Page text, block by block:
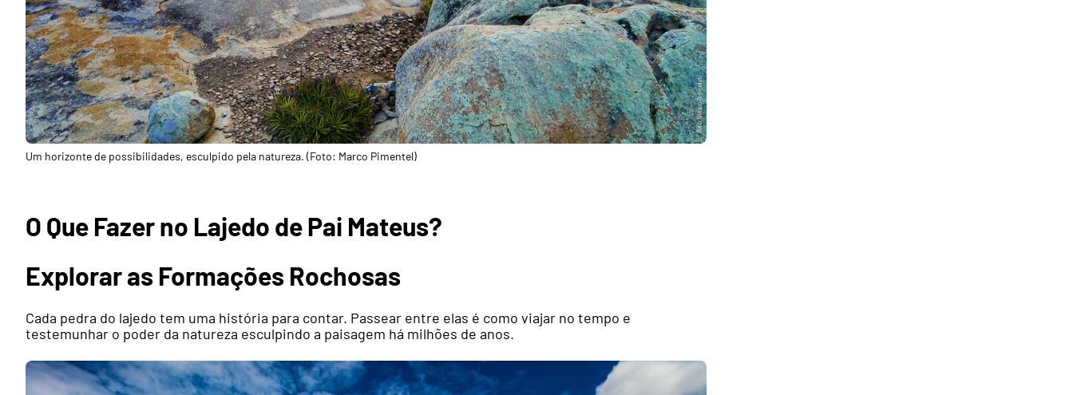
Um horizonte de possibilidades, esculpido pela natureza. (Foto: Marco Pimentel)
O Que Fazer no Lajedo de Pai Mateus?
Explorar as Formações Rochosas
Cada pedra do lajedo tem uma história para contar. Passear entre elas é como viajar no tempo e
testemunhar o poder da natureza esculpindo a paisagem há milhões de anos.